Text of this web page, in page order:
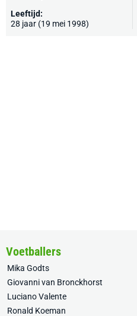
Leeftijd:
28 jaar (19 mei 1998)
Voetballers
Mika Godts
Giovanni van Bronckhorst
Luciano Valente
Ronald Koeman